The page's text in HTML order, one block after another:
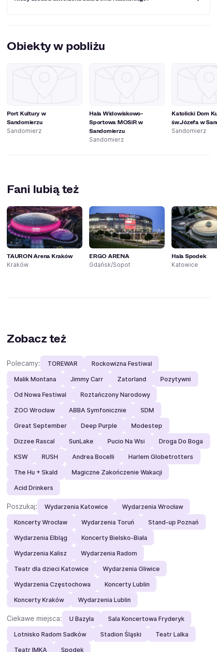
Wyrwigroszem, Młodych Panów i wielu innych.
Obiekty w pobliżu
Port Kultury w
Sandomierzu
Sandomierz
Hala Widowiskowo-
Sportowa MOSiR w
Sandomierzu
Sandomierz
Katolicki Dom
św.Józefa w
Sandomierz
Fani lubią też
TAURON Arena Kraków
Kraków
ERGO ARENA
Gdańsk/Sopot
Hala Spodek
Katowice
Zobacz też
Polecamy: TOREWAR Rockowizna Festiwal
Malik Montana Jimmy Carr Zatorland Pozytywni
Od Nowa Festiwal Roztańczony Narodowy
ZOO Wrocław ABBA Symfonicznie SDM
Great September Deep Purple Modestep
Dizzee Rascal SunLake Pucio Na Wsi Droga Do Boga
KSW RUSH Andrea Bocelli Harlem Globetrotters
The Hu + Skald Magiczne Zakończenie Wakacji
Acid Drinkers
Poszukaj: Wydarzenia Katowice Wydarzenia Wrocław
Koncerty Wrocław Wydarzenia Toruń Stand-up Poznań
Wydarzenia Elbląg Koncerty Bielsko-Biała
Wydarzenia Kalisz Wydarzenia Radom
Teatr dla dzieci Katowice Wydarzenia Gliwice
Wydarzenia Częstochowa Koncerty Lublin
Koncerty Kraków Wydarzenia Lublin
Ciekawe miejsca: U Bazyla Sala Koncertowa Fryderyk
Lotnisko Radom Sadków Stadion Śląski Teatr Lalka
Teatr IMKA Spodek